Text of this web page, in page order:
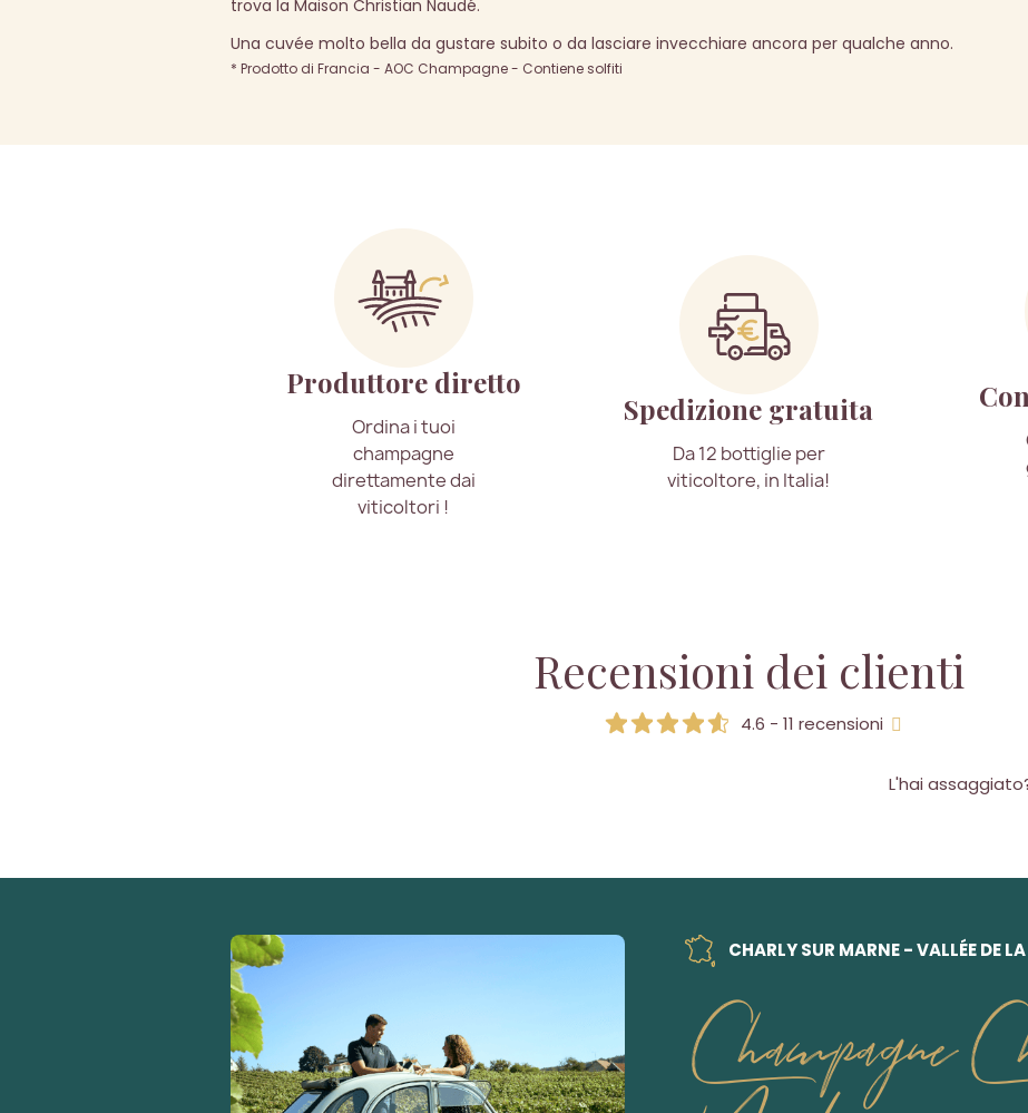
trova la Maison Christian Naudé.
Una cuvée molto bella da gustare subito o da lasciare invecchiare ancora per qualche anno.
* Prodotto di Francia - AOC Champagne - Contiene solfiti
Produttore diretto
Ordina i tuoi
champagne
direttamente dai
viticoltori !
Spedizione gratuita
Da 12 bottiglie per
viticoltore, in Italia!
Recensioni dei clienti
4.6 - 11 recensioni
L'hai
CHARLY SUR MARNE - VALLÉE DE
Champagne